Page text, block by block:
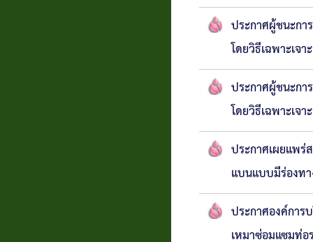
ประกาศผู้ชนะก
โดยวิธีเฉพาะเจา
ประกาศผู้ชนะกา
โดยวิธีเฉพาะเจา
ประกาศเผยแพ
แบนแบบมีร่องท
ประกาศองค์การ
เหมาซ่อมแซมท่